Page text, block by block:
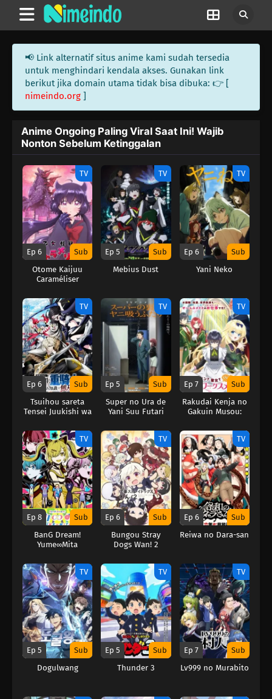
📢 Link alternatif situs anime kami sudah tersedia
untuk menghindari kendala akses. Gunakan link
berikut jika domain utama tidak bisa dibuka: 👉 [
nimeindo.org ]
Anime Ongoing Paling Viral Saat Ini! Wajib
Nonton Sebelum Ketinggalan
TV
Ep 6 Sub
Otome Kaijuu
Caraméliser
TV
Ep 5 Sub
Mebius Dust
TV
Ep 6 Sub
Yani Neko
TV
Ep 6 Sub
Tsuihou sareta
Tensei Juukishi wa
Musou suru
TV
Ep 5 Sub
Super no Ura de
Yani Suu Futari
TV
Ep 7 Sub
Rakudai Kenja no
Gakuin Musou:
S-Rank Cheat
Majutsushi
Boukenroku (
From
Overshadowed to
Overpowered:
Second
Reincarnation of a
Talentless Sage )
TV
Ep 8 Sub
BanG Dream!
Yume∞Mita
TV
Ep 6 Sub
Bungou Stray
Dogs Wan! 2
TV
Ep 6 Sub
Reiwa no Dara-san
TV
Ep 5 Sub
Dogulwang
TV
Ep 5 Sub
Thunder 3
TV
Ep 7 Sub
Lv999 no Murabito